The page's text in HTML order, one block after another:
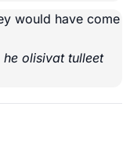
would have come
olisivat tulleet